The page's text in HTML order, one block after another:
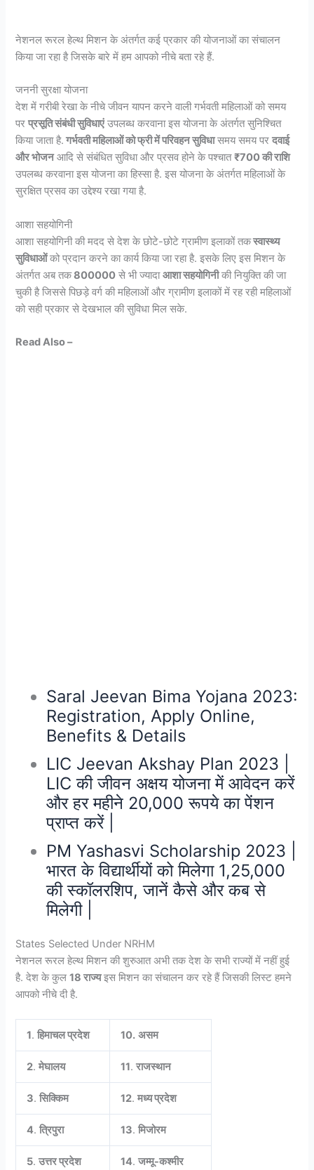
नेशनल रूरल हेल्थ मिशन के अंतर्गत कई प्रकार की योजनाओं का संचालन
किया जा रहा है जिसके बारे में हम आपको नीचे बता रहे हैं.
जननी सुरक्षा योजना
देश में गरीबी रेखा के नीचे जीवन यापन करने वाली गर्भवती महिलाओं को समय
परप्रसूति संबंधी सुविधाएंउपलब्ध करवाना इस योजना के अंतर्गत सुनिश्चित
किया जाता है. गर्भवती महिलाओं को फ्री में परिवहन सुविधासमय समय परदवाई
और भोजनआदि से संबंधित सुविधा और प्रसव होने के पश्चात₹700 की राशि
उपलब्ध करवाना इस योजना का हिस्सा है. इस योजना के अंतर्गत महिलाओं के
सुरक्षित प्रसव का उद्देश्य रखा गया है.
आशा सहयोगिनी
आशा सहयोगिनी की मदद से देश के छोटे-छोटे ग्रामीण इलाकों तकस्वास्थ्य
सुविधाओंको प्रदान करने का कार्य किया जा रहा है. इसके लिए इस मिशन के
अंतर्गत अब तक800000 से भी ज्यादाआशा सहयोगिनीकी नियुक्ति की जा
चुकी है जिससे पिछड़े वर्ग की महिलाओं और ग्रामीण इलाकों में रह रही महिलाओं
को सही प्रकार से देखभाल की सुविधा मिल सके.
Read Also –
Saral Jeevan Bima Yojana 2023:
Registration, Apply Online,
Benefits & Details
LIC Jeevan Akshay Plan 2023 |
LIC की जीवन अक्षय योजना में आवेदन करें
और हर महीने 20,000 रूपये का पेंशन
प्राप्त करें |
PM Yashasvi Scholarship 2023 |
भारत के विद्यार्थीयों को मिलेगा 1,25,000
की स्कॉलरशिप, जानें कैसे और कब से
मिलेगी |
States Selected Under NRHM
नेशनल रूरल हेल्थ मिशन की शुरुआत अभी तक देश के सभी राज्यों में नहीं हुई
है. देश के कुल18 राज्यइस मिशन का संचालन कर रहे हैं जिसकी लिस्ट हमने
आपको नीचे दी है.
1.हिमाचल प्रदेश 10. असम
2.मेघालय 11.राजस्थान
3.सिक्किम 12.मध्य प्रदेश
4.त्रिपुरा 13.मिजोरम
5.उत्तर प्रदेश 14.जम्मू-कश्मीर